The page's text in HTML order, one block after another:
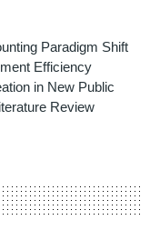
Paradigm Shift
Efficiency
in New Public
Review